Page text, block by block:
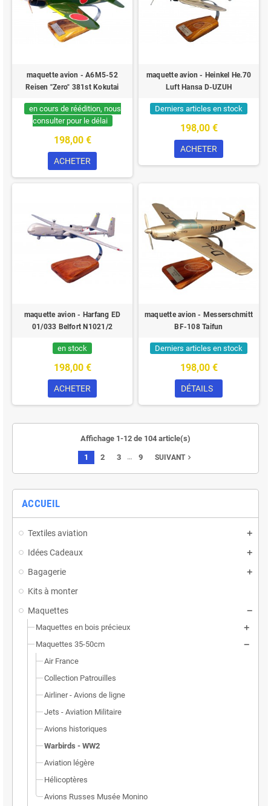
ACCUEIL
Textiles aviation
Idées Cadeaux
Bagagerie
Kits à monter
Maquettes
Maquettes en bois précieux
Maquettes 35-50cm
Air France
Collection Patrouilles
Airliner - Avions de ligne
Jets - Aviation Militaire
Avions historiques
Warbirds - WW2
Aviation légère
Hélicoptères
Avions Russes Musée Monino
maquette avion - A6M5-52
Reisen "Zero" 381st Kokutai
en cours de réédition, nous
consulter pour le délai
198,00 €
ACHETER
maquette avion - Heinkel He.70
Luft Hansa D-UZUH
Derniers articles en stock
198,00 €
ACHETER
maquette avion - Harfang ED
01/033 Belfort N1021/2
en stock
198,00 €
ACHETER
maquette avion - Messerschmitt
BF-108 Taifun
Derniers articles en stock
198,00 €
DÉTAILS
Affichage 1-12 de 104 article(s)
1 2 3 … 9 SUIVANTnavigate_next